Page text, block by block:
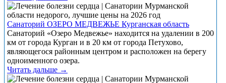
Санаторий ОЗЕРО МЕДВЕЖЬЕ Курганская область
Санаторий «Озеро Медвежье» находится на удалении в 200
км от города Курган и в 20 км от города Петухово,
являющегося районным центром и расположен на берегу
одноименного озера.
Читать дальше →